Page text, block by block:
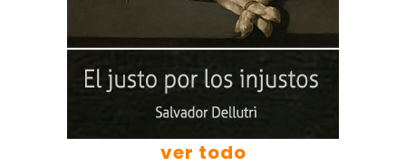
ver todo